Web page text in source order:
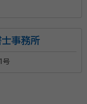
士事務所
号